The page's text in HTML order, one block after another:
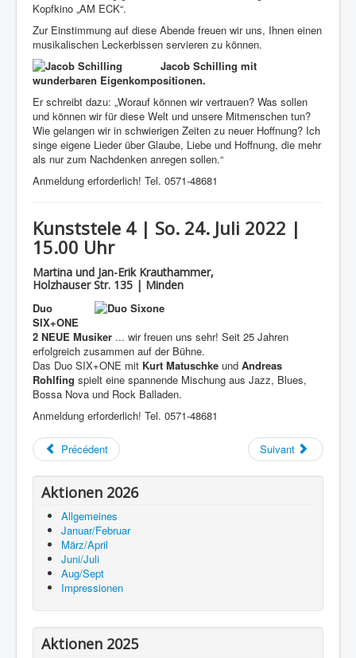
Kopfkino „AM ECK“.
Zur Einstimmung auf diese Abende freuen wir uns, Ihnen einen
musikalischen Leckerbissen servieren zu können.
Jacob Schilling mit
wunderbaren Eigenkompositionen.
Er schreibt dazu: „Worauf können wir vertrauen? Was sollen
und können wir für diese Welt und unsere Mitmenschen tun?
Wie gelangen wir in schwierigen Zeiten zu neuer Hoffnung? Ich
singe eigene Lieder über Glaube, Liebe und Hoffnung, die mehr
als nur zum Nachdenken anregen sollen.“
Anmeldung erforderlich! Tel. 0571-48681
Kunststele 4 | So. 24. Juli 2022 |
15.00 Uhr
Martina und Jan-Erik Krauthammer,
Holzhauser Str. 135 | Minden
Duo
SIX+ONE
2 NEUE Musiker ... wir freuen uns sehr! Seit 25 Jahren
erfolgreich zusammen auf der Bühne.
Das Duo SIX+ONE mit Kurt Matuschke und Andreas
Rohlfing spielt eine spannende Mischung aus Jazz, Blues,
Bossa Nova und Rock Balladen.
Anmeldung erforderlich! Tel. 0571-48681
Précédent Suivant
Aktionen 2026
Allgemeines
Januar/Februar
März/April
Juni/Juli
Aug/Sept
Impressionen
Aktionen 2025